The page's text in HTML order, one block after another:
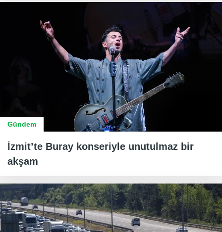
Gündem
İzmit’te Buray konseriyle unutulmaz bir
akşam